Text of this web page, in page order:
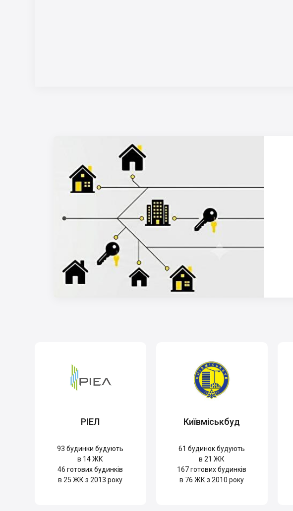
РІЕЛ
93 будинки будують
в 14 ЖК
46 готових будинків
в 25 ЖК з 2013 року
Київміськбуд
61 будинок будують
в 21 ЖК
167готових будинків
в 76 ЖК з 2010 року